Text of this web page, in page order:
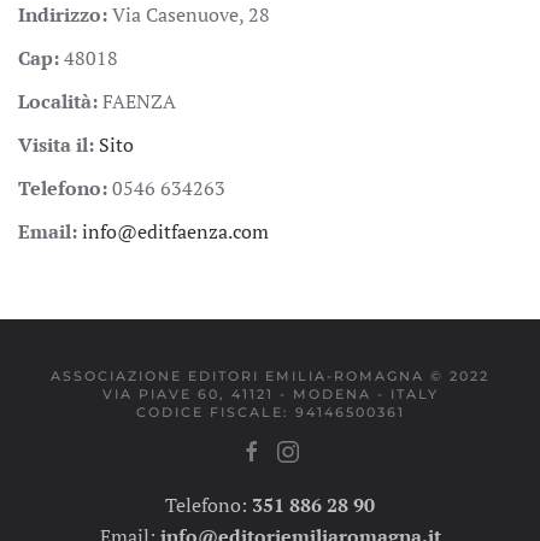
Indirizzo:Via Casenuove, 28
Cap:48018
Località:FAENZA
Visita il: Sito
Telefono:0546 634263
Email:info@editfaenza.com
ASSOCIAZIONE EDITORI EMILIA-ROMAGNA © 2022
VIA PIAVE 60, 41121 - MODENA - ITALY
CODICE FISCALE: 94146500361
Telefono: 351 886 28 90